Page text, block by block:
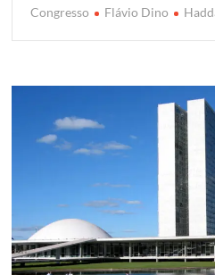
r
o
p
r
Congresso Flávio Dino